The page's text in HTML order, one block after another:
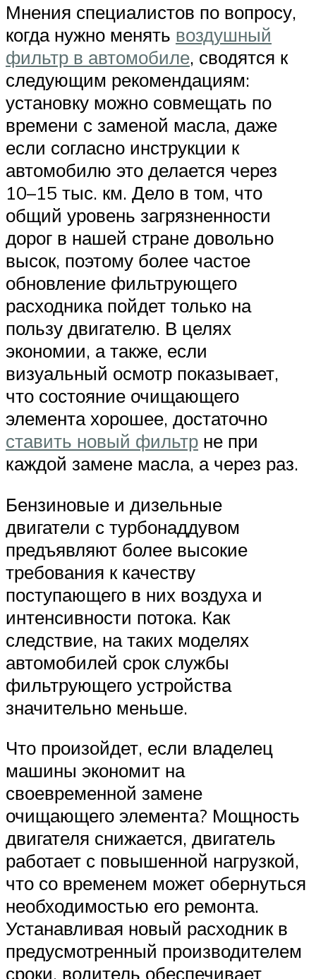
Мнения специалистов по вопросу,
когда нужно менять воздушный
фильтр в автомобиле, сводятся к
следующим рекомендациям:
установку можно совмещать по
времени с заменой масла, даже
если согласно инструкции к
автомобилю это делается через
10–15 тыс. км. Дело в том, что
общий уровень загрязненности
дорог в нашей стране довольно
высок, поэтому более частое
обновление фильтрующего
расходника пойдет только на
пользу двигателю. В целях
экономии, а также, если
визуальный осмотр показывает,
что состояние очищающего
элемента хорошее, достаточно
ставить новый фильтр не при
каждой замене масла, а через раз.
Бензиновые и дизельные
двигатели с турбонаддувом
предъявляют более высокие
требования к качеству
поступающего в них воздуха и
интенсивности потока. Как
следствие, на таких моделях
автомобилей срок службы
фильтрующего устройства
значительно меньше.
Что произойдет, если владелец
машины экономит на
своевременной замене
очищающего элемента? Мощность
двигателя снижается, двигатель
работает с повышенной нагрузкой,
что со временем может обернуться
необходимостью его ремонта.
Устанавливая новый расходник в
предусмотренный производителем
сроки, водитель обеспечивает